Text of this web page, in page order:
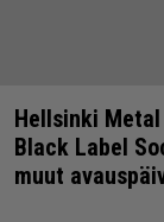
Hellsinki
Black Label
muut